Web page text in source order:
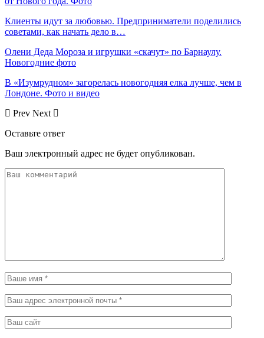
Клиенты идут за любовью. Предприниматели поделились
советами, как начать дело в…
Олени Деда Мороза и игрушки «скачут» по Барнаулу.
Новогодние фото
В «Изумрудном» загорелась новогодняя елка лучше, чем в
Лондоне. Фото и видео
Prev Next
Оставьте ответ
Ваш электронный адрес не будет опубликован.